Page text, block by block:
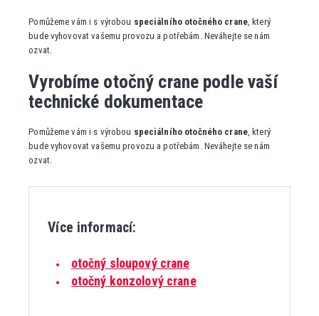
Pomůžeme vám i s výrobou speciálního otočného crane, který
bude vyhovovat vašemu provozu a potřebám. Neváhejte se nám
ozvat.
Vyrobíme otočný crane podle vaší
technické dokumentace
Pomůžeme vám i s výrobou speciálního otočného crane, který
bude vyhovovat vašemu provozu a potřebám. Neváhejte se nám
ozvat.
Více informací:
otočný sloupový crane
otočný konzolový crane